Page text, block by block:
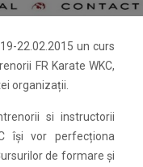
22.02.2015 un curs
FR Karate WKC,
organizații.
si instructorii
își vor perfecționa
de formare și